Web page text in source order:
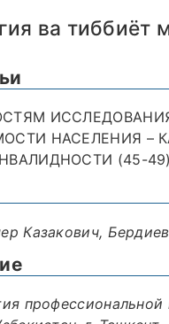
ва
НАСЕЛЕНИЯ –
(45-49)
Казакович,